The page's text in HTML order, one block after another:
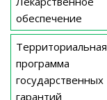
обеспечение
Территориальная
программа
государственных
гарантий